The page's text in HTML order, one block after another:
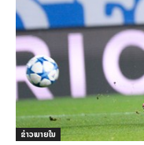
ຂ່າວພາຍ​ໃນ